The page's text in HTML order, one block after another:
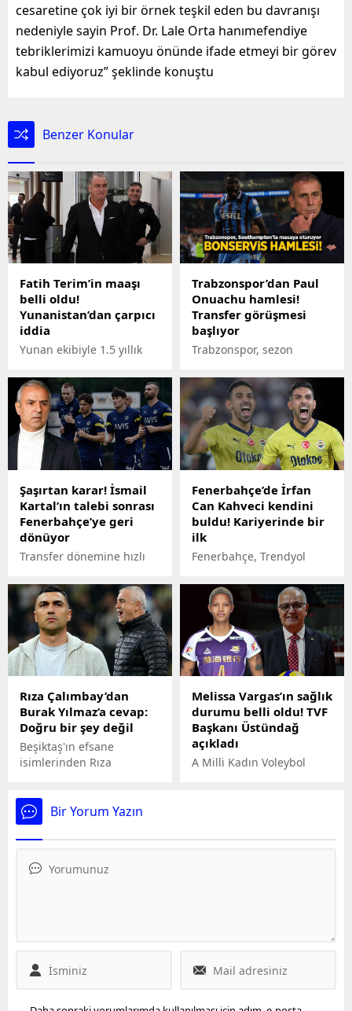
cesaretine çok iyi bir örnek teşkil eden bu davranışı
nedeniyle sayin Prof. Dr. Lale Orta hanımefendiye
tebriklerimizi kamuoyu önünde ifade etmeyi bir görev
kabul ediyoruz” şeklinde konuştu
Benzer Konular
Fatih Terim’in maaşı
belli oldu!
Yunanistan’dan çarpıcı
iddia
Yunan ekibiyle 1.5 yıllık
yaşındaki teknik adamın
kazanacağı yıllık ücret
belli oldu.
Trabzonspor’dan Paul
Onuachu hamlesi!
Transfer görüşmesi
başlıyor
Trabzonspor, sezon
kiraladığı Paul Onuachu
için harekete geçti. Bordo-
mavililerin devre arasında
Southampton'la masaya
oturacağı öğrenildi.
Şaşırtan karar! İsmail
Kartal’ın talebi sonrası
Fenerbahçe’ye geri
dönüyor
Transfer dönemine hızlı
Fenerbahçe'de çalışmalar
devam ediyor. İsmail
Kartal'ın talebi sonrası
sarı-lacivertli ekibin eski
yıldızı geri dönmeye
hazırlanıyor. İşte
Fenerbahçe’de İrfan
Can Kahveci kendini
buldu! Kariyerinde bir
ilk
Fenerbahçe, Trendyol
haftasında Alanyaspor'a
konuk oldu. Heyecan dolu
müsabakada İrfan Can
Kahveci'nin performansı
dikkat çekti. Öte yandan
Alanyaspor Teknik
kırmızı kartla
cezalandırıldı.
Rıza Çalımbay’dan
Burak Yılmaz’a cevap:
Doğru bir şey değil
Beşiktaş'ın efsane
isimlerinden Rıza
açıklamalarda bulunan
Burak Yılmaz'a cevap
verdi.
Melissa Vargas’ın sağlık
durumu belli oldu! TVF
Başkanı Üstündağ
açıkladı
A Milli Kadın Voleybol
Başkanı Mehmet Akif
Bir Yorum Yazın